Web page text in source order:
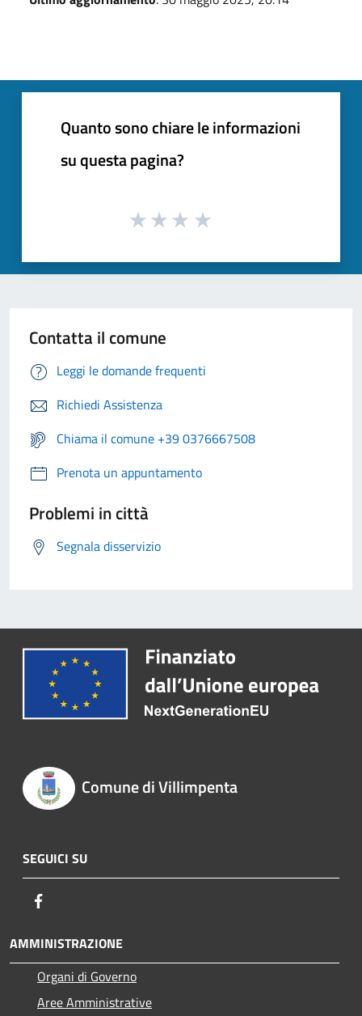
Quanto sono chiare le informazioni
su questa pagina?
Contatta il comune
Leggi le domande frequenti
Richiedi Assistenza
Chiama il comune +39 0376667508
Prenota un appuntamento
Problemi in città
Segnala disservizio
Comune di Villimpenta
SEGUICI SU
AMMINISTRAZIONE
Organi di Governo
Aree Amministrative